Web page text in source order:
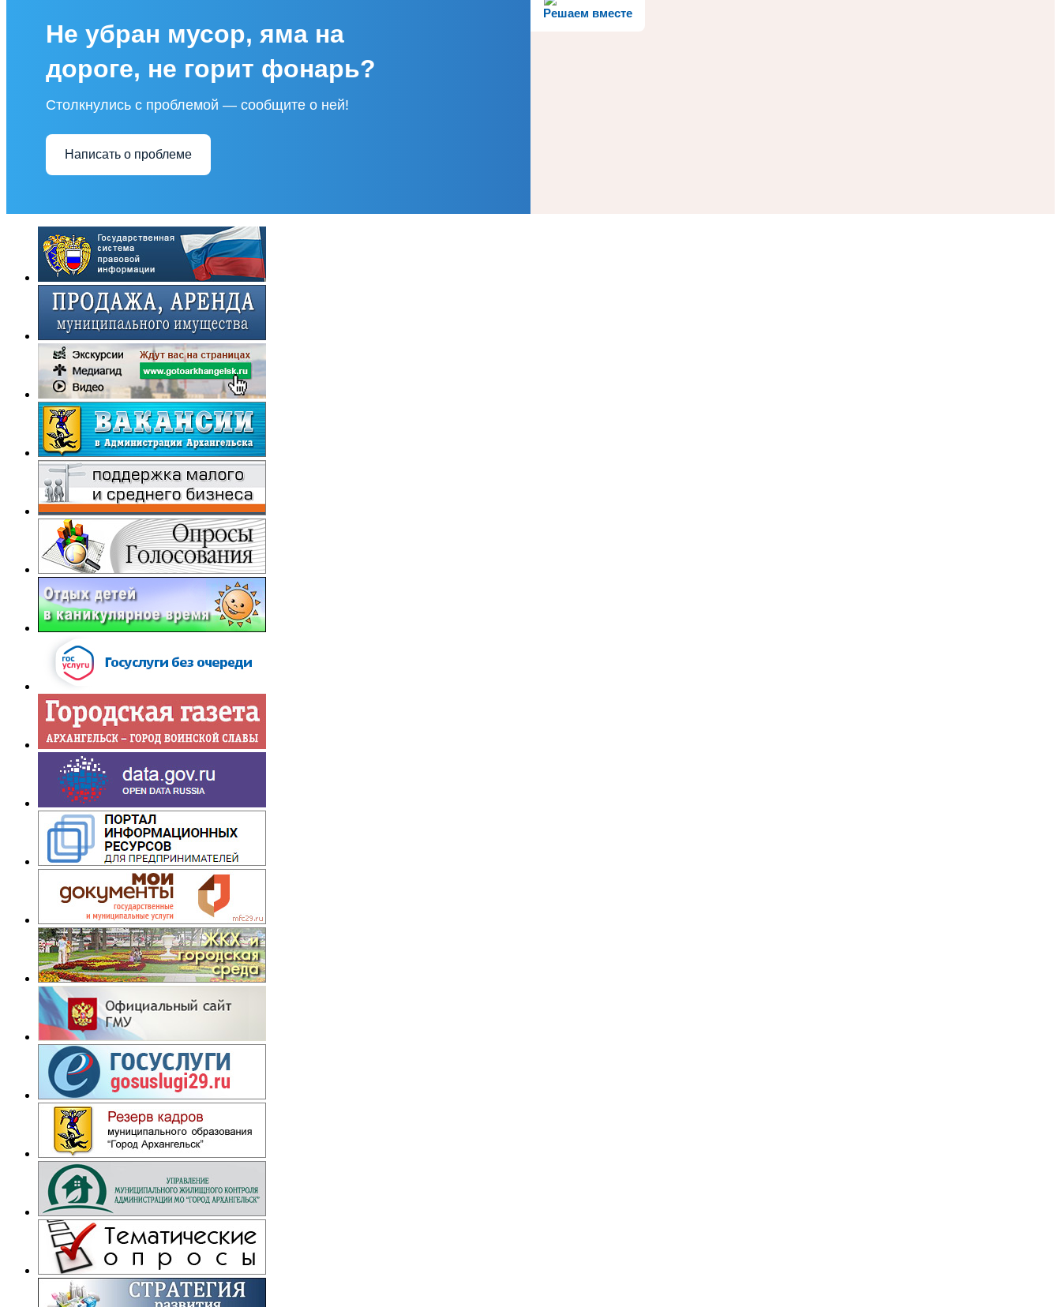
Решаем вместе
Не убран мусор, яма на
дороге, не горит фонарь?
Столкнулись с проблемой — сообщите о ней!
Написать о проблеме